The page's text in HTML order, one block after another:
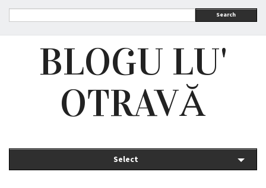
Search
BLOGU LU'
OTRAVĂ
Select